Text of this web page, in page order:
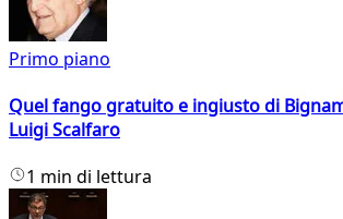
Primo piano
Quel fango gratuito e ingiusto di
Luigi Scalfaro
1 min di lettura